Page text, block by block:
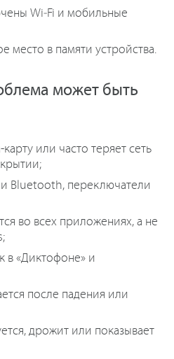
Wi‑Fi и мобильные
место в памяти устройства.
может быть
или часто теряет сеть
Bluetooth, переключатели
во всех приложениях, а не
в «Диктофоне» и
после падения или
дрожит или показывает